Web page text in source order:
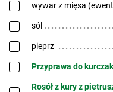
wywar z mięsa
sól
pieprz
Przyprawa do
Rosół z kury z